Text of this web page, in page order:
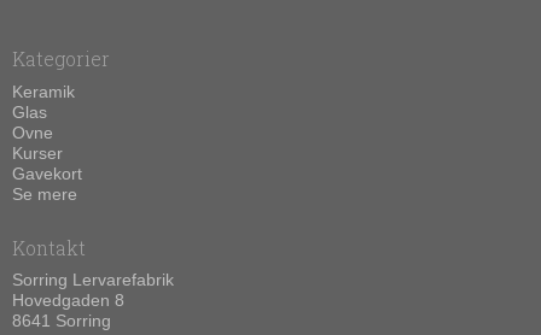
Kategorier
Keramik
Glas
Ovne
Kurser
Gavekort
Se mere
Kontakt
Sorring Lervarefabrik
Hovedgaden 8
8641 Sorring